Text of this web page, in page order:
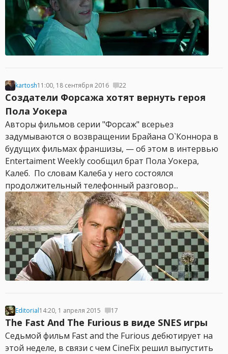
kartosh11:00, 18 сентября 2016 22
Создатели Форсажа хотят вернуть героя
Пола Уокера
Авторы фильмов серии "Форсаж" всерьез
задумываются о возвращении Брайана О`Коннора в
будущих фильмах франшизы, — об этом в интервью
Entertaiment Weekly сообщил брат Пола Уокера,
Калеб. По словам Калеба у него состоялся
продолжительный телефонный разговор...
Editorial14:20, 1 апреля 2015 17
The Fast And The Furious в виде SNES игры
Седьмой фильм Fast and the Furious дебютирует на
этой неделе, в связи с чем CineFix решил выпустить